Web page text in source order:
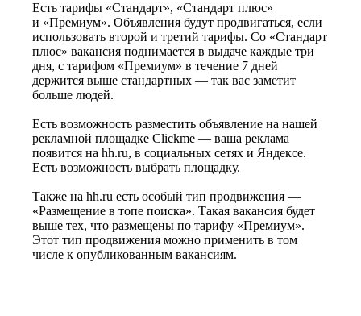
Есть тарифы «Стандарт», «Стандарт плюс»
и «Премиум». Объявления будут продвигаться, если
использовать второй и третий тарифы. Со «Стандарт
плюс» вакансия поднимается в выдаче каждые три
дня, с тарифом «Премиум» в течение 7 дней
держится выше стандартных — так вас заметит
больше людей.
Есть возможность разместить объявление на нашей
рекламной площадке Clickme — ваша реклама
появится на hh.ru, в социальных сетях и Яндексе.
Есть возможность выбрать площадку.
Также на hh.ru есть особый тип продвижения —
«Размещение в топе поиска». Такая вакансия будет
выше тех, что размещены по тарифу «Премиум».
Этот тип продвижения можно применить в том
числе к опубликованным вакансиям.